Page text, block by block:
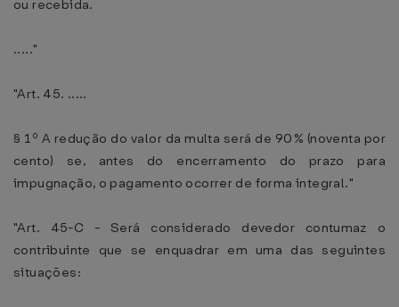
ou recebida.
....."
"Art. 45. .....
§ 1º A redução do valor da multa será de 90% (noventa por
cento) se, antes do encerramento do prazo para
impugnação, o pagamento ocorrer de forma integral."
"Art. 45-C - Será considerado devedor contumaz o
contribuinte que se enquadrar em uma das seguintes
situações: